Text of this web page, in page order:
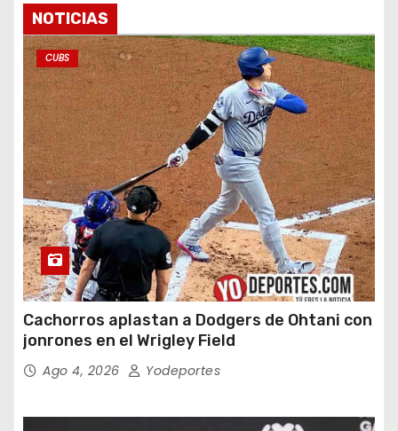
NOTICIAS
CUBS
Cachorros aplastan a Dodgers de Ohtani con
jonrones en el Wrigley Field
Ago 4, 2026 Yodeportes